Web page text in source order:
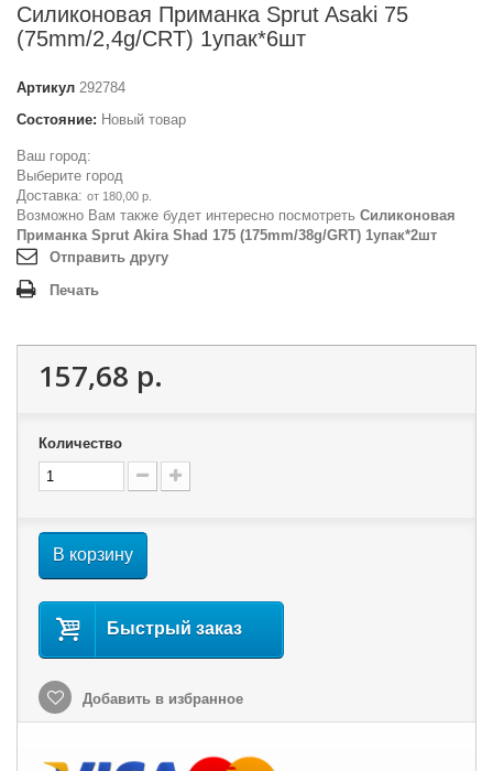
Силиконовая Приманка Sprut Asaki 75
(75mm/2,4g/CRT) 1упак*6шт
Артикул 292784
Состояние: Новый товар
Ваш город:
Выберите город
Доставка: от 180,00 р.
Возможно Вам также будет интересно посмотреть Силиконовая
Приманка Sprut Akira Shad 175 (175mm/38g/GRT) 1упак*2шт
Отправить другу
Печать
157,68 р.
Количество
В корзину
Быстрый заказ
Добавить в избранное